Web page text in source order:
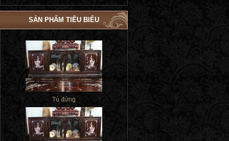
SẢN PHẨM TIÊU BIỂU